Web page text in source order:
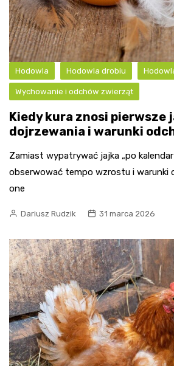
Hodowla Hodowla drobiu
Wychowanie i odchów zwierząt
Kiedy kura znosi pierwsze
dojrzewania i warunki
Zamiast wypatrywać jajka „po
obserwować tempo wzrostu i warunki
one
Dariusz Rudzik 31 marca 2026